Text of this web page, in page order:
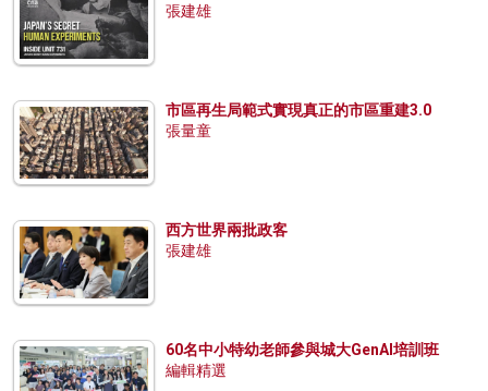
張建雄
市區再生局範式實現真正的市區重建3.0
張量童
西方世界兩批政客
張建雄
60名中小特幼老師參與城大GenAI培訓班
編輯精選